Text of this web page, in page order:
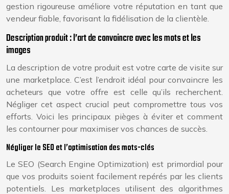
gestion rigoureuse améliore votre réputation en tant que
vendeur fiable, favorisant la fidélisation de la clientèle.
Description produit : l’art de convaincre avec les mots et les
images
La description de votre produit est votre carte de visite sur
une marketplace. C’est l’endroit idéal pour convaincre les
acheteurs que votre offre est celle qu’ils recherchent.
Négliger cet aspect crucial peut compromettre tous vos
efforts. Voici les principaux pièges à éviter et comment
les contourner pour maximiser vos chances de succès.
Négliger le SEO et l’optimisation des mots-clés
Le SEO (Search Engine Optimization) est primordial pour
que vos produits soient facilement repérés par les clients
potentiels. Les marketplaces utilisent des algorithmes